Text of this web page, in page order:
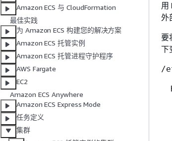
Amazon ECS 与 CloudFormation
最佳实践
为 Amazon ECS 构建您的解决方案
Amazon ECS 托管实例
Amazon ECS 托管进程守护程序
AWS Fargate
EC2
Amazon ECS Anywhere
Amazon ECS Express Mode
任务定义
集群
用
外
要
下
/